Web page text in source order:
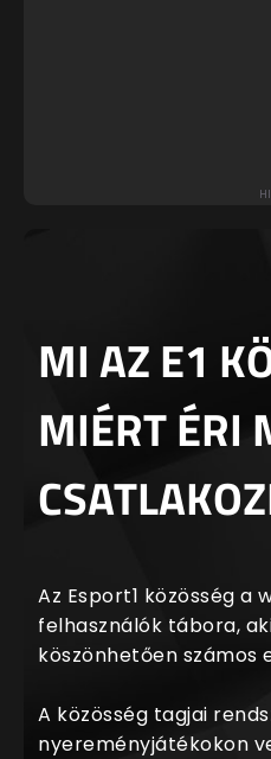
MI AZ E1
MIÉRT ÉRI
Az Esport1 közösség
felhasználók tábora,
köszönhetően számos
A közösség tagjai
nyereményjátékokon